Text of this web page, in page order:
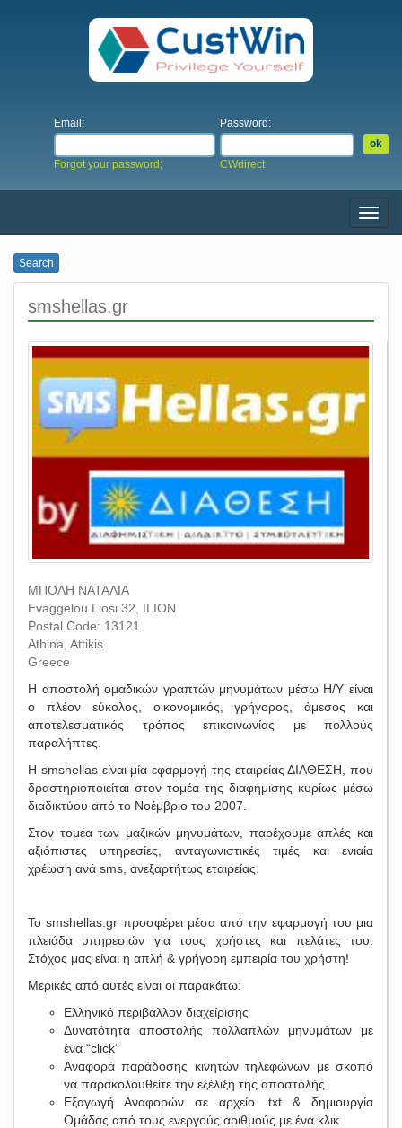
Email: Password:
Forgot your password; CWdirect
Menu
Search
smshellas.gr
ΜΠΟΛΗ ΝΑΤΑΛΙΑ
Evaggelou Liosi 32, ILION
Postal Code: 13121
Athina, Attikis
Greece
Η αποστολή ομαδικών γραπτών μηνυμάτων μέσω Η/Υ είναι
ο πλέον εύκολος, οικονομικός, γρήγορος, άμεσος και
αποτελεσματικός τρόπος επικοινωνίας με πολλούς
παραλήπτες.
Η smshellas είναι μία εφαρμογή της εταιρείας ΔΙΑΘΕΣΗ, που
δραστηριοποιείται στον τομέα της διαφήμισης κυρίως μέσω
διαδικτύου από το Νοέμβριο του 2007.
Στον τομέα των μαζικών μηνυμάτων, παρέχουμε απλές και
αξιόπιστες υπηρεσίες, ανταγωνιστικές τιμές και ενιαία
χρέωση ανά sms, ανεξαρτήτως εταιρείας.
Το smshellas.gr προσφέρει μέσα από την εφαρμογή του μια
πλειάδα υπηρεσιών για τους χρήστες και πελάτες του.
Στόχος μας είναι η απλή & γρήγορη εμπειρία του χρήστη!
Μερικές από αυτές είναι οι παρακάτω:
Ελληνικό περιβάλλον διαχείρισης
Δυνατότητα αποστολής πολλαπλών μηνυμάτων με
ένα “click”
Αναφορά παράδοσης κινητών τηλεφώνων με σκοπό
να παρακολουθείτε την εξέλιξη της αποστολής.
Εξαγωγή Αναφορών σε αρχείο .txt & δημιουργία
Ομάδας από τους ενεργούς αριθμούς με ένα κλικ